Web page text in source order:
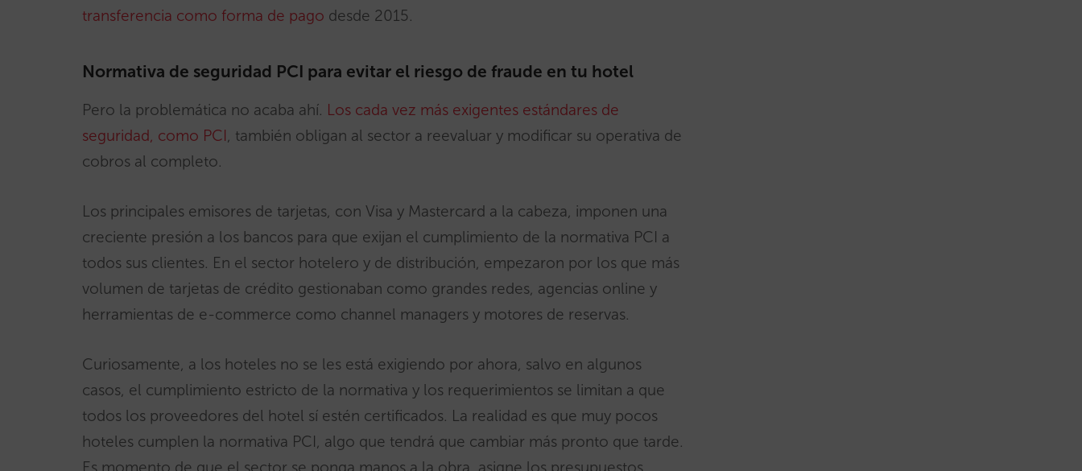
transferencia como forma de pago desde 2015.
Normativa de seguridad PCI para evitar el riesgo de fraude en tu hotel
Pero la problemática no acaba ahí. Los cada vez más exigentes estándares de
seguridad, como PCI, también obligan al sector a reevaluar y modificar su operativa de
cobros al completo.
Los principales emisores de tarjetas, con Visa y Mastercard a la cabeza, imponen una
creciente presión a los bancos para que exijan el cumplimiento de la normativa PCI a
todos sus clientes. En el sector hotelero y de distribución, empezaron por los que más
volumen de tarjetas de crédito gestionaban como grandes redes, agencias online y
herramientas de e-commerce como channel managers y motores de reservas.
Curiosamente, a los hoteles no se les está exigiendo por ahora, salvo en algunos
casos, el cumplimiento estricto de la normativa y los requerimientos se limitan a que
todos los proveedores del hotel sí estén certificados. La realidad es que muy pocos
hoteles cumplen la normativa PCI, algo que tendrá que cambiar más pronto que tarde.
Es momento de que el sector se ponga manos a la obra, asigne los presupuestos